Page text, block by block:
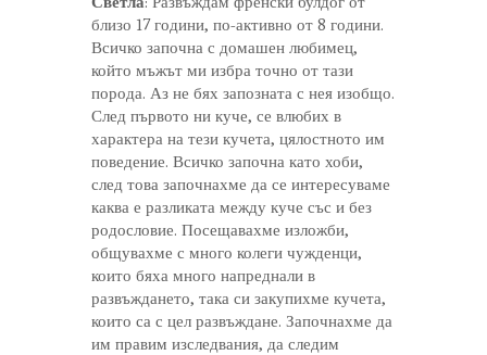
близо 17 години, по-активно от 8 години.
Всичко започна с домашен любимец,
който мъжът ми избра точно от тази
порода. Аз не бях запозната с нея изобщо.
След първото ни куче, се влюбих в
характера на тези кучета, цялостното им
поведение. Всичко започна като хоби,
след това започнахме да се интересуваме
каква е разликата между куче със и без
родословие. Посещавахме изложби,
общувахме с много колеги чужденци,
които бяха много напреднали в
развъждането, така си закупихме кучета,
които са с цел развъждане. Започнахме да
им правим изследвания, да следим